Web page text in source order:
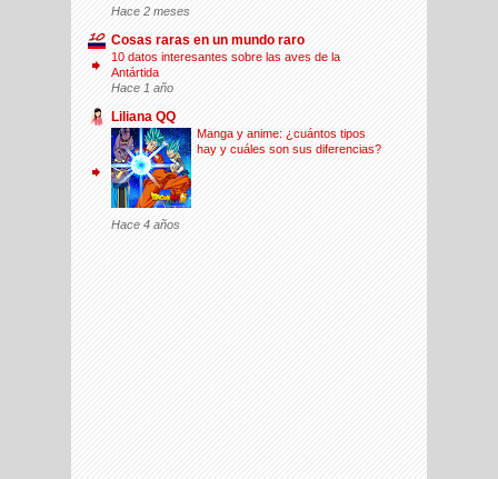
Hace 2 meses
Cosas raras en un mundo raro
10 datos interesantes sobre las aves de la
Antártida
Hace 1 año
Liliana QQ
Manga y anime: ¿cuántos tipos
hay y cuáles son sus diferencias?
Hace 4 años